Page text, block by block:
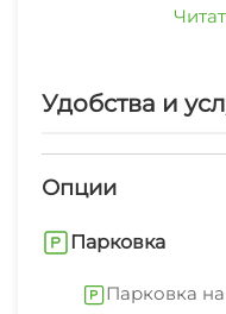
местные номера.
магазин. Рядом
такси.
Удобства и
Опции
Парковка
Парковка